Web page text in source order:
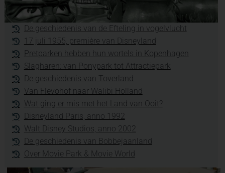
De geschiedenis van de Efteling in vogelvlucht
17 juli 1955, première van Disneyland
Pretparken hebben hun wortels in Kopenhagen
Slagharen: van Ponypark tot Attractiepark
De geschiedenis van Toverland
Van Flevohof naar Walibi Holland
Wat ging er mis met het Land van Ooit?
Disneyland Paris, anno 1992
Walt Disney Studios, anno 2002
De geschiedenis van Bobbejaanland
Over Movie Park & Movie World